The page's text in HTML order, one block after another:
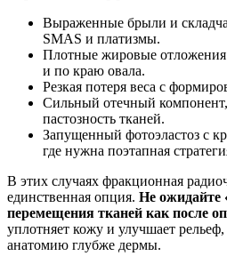
Выраженные брыли и
SMAS и платизмы.
Плотные жировые
и по краю овала.
Резкая потеря веса с
Сильный отечный
пастозность тканей.
Запущенный фотоэластоз с
где нужна поэтапная
В этих случаях фракционная
единственная опция. Не ожидайте
перемещения тканей как после
уплотняет кожу и улучшает рельеф,
анатомию глубже дермы.